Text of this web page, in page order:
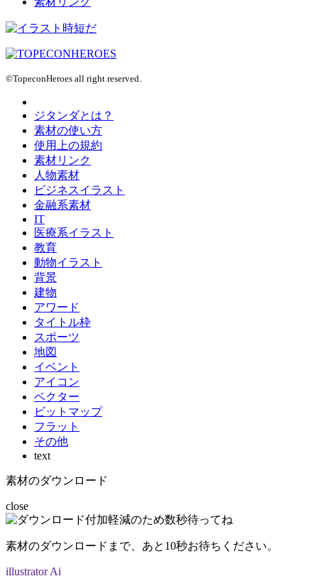
©TopeconHeroes all right reserved.
ジタンダとは？
素材の使い方
使用上の規約
素材リンク
人物素材
ビジネスイラスト
金融系素材
IT
医療系イラスト
教育
動物イラスト
背景
建物
アワード
タイトル枠
スポーツ
地図
イベント
アイコン
ベクター
ビットマップ
フラット
その他
text
素材のダウンロード
close
素材のダウンロードまで、あと 10秒お待ちください。
illustrator Ai